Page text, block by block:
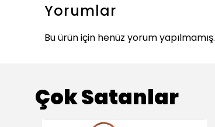
Yorumlar
Bu ürün için henüz yorum yapılmamış.
Çok Satanlar